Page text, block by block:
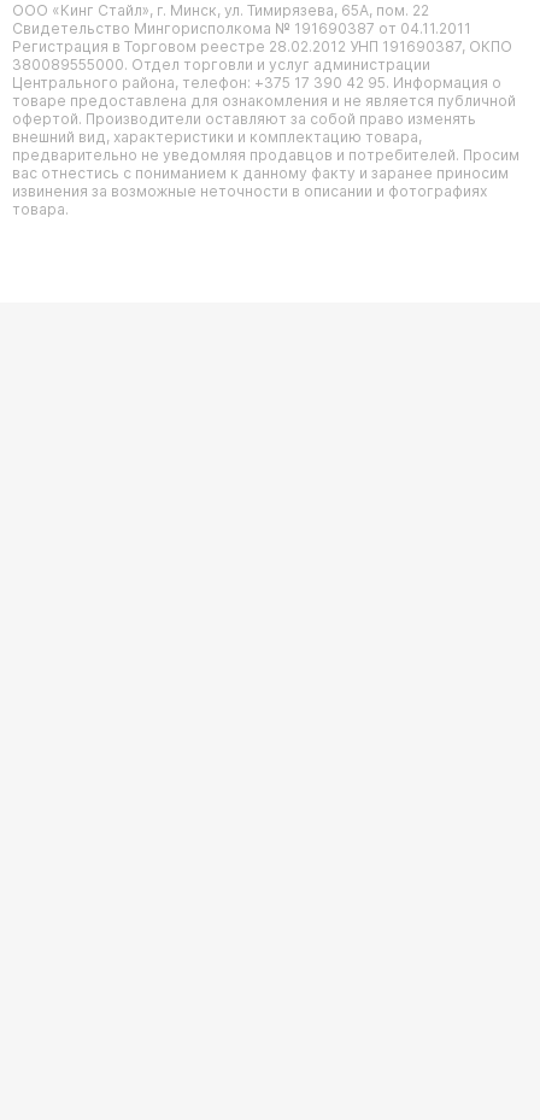
ООО «Кинг Стайл», г. Минск, ул. Тимирязева, 65А, пом. 22
Свидетельство Мингорисполкома № 191690387 от 04.11.2011
Регистрация в Торговом реестре 28.02.2012 УНП 191690387, ОКПО
380089555000. Отдел торговли и услуг администрации
Центрального района, телефон: +375 17 390 42 95. Информация о
товаре предоставлена для ознакомления и не является публичной
офертой. Производители оставляют за собой право изменять
внешний вид, характеристики и комплектацию товара,
предварительно не уведомляя продавцов и потребителей. Просим
вас отнестись с пониманием к данному факту и заранее приносим
извинения за возможные неточности в описании и фотографиях
товара.